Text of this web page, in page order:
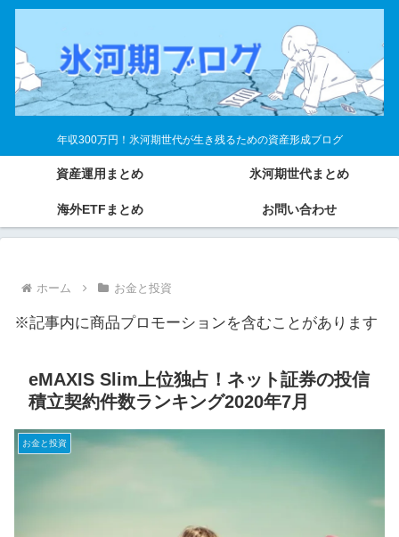
年収300万円！氷河期世代が生き残るための資産形成ブログ
資産運用まとめ 氷河期世代まとめ
海外ETFまとめ お問い合わせ
ホーム お金と投資
※記事内に商品プロモーションを含むことがあります
eMAXIS Slim上位独占！ネット証券の投信
積立契約件数ランキング2020年7月
お金と投資